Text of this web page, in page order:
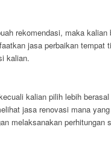
rekomendasi, maka
jasa perbaikan tempat
kalian.
kalian pilih lebih
jasa renovasi mana
melaksanakan perhitungan